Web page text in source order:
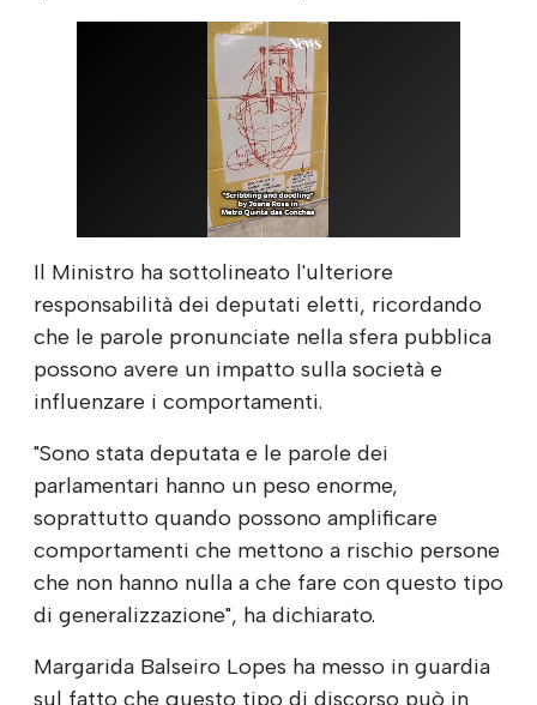
Il Ministro ha sottolineato l'ulteriore
responsabilità dei deputati eletti, ricordando
che le parole pronunciate nella sfera pubblica
possono avere un impatto sulla società e
influenzare i comportamenti.
"Sono stata deputata e le parole dei
parlamentari hanno un peso enorme,
soprattutto quando possono amplificare
comportamenti che mettono a rischio persone
che non hanno nulla a che fare con questo tipo
di generalizzazione", ha dichiarato.
Margarida Balseiro Lopes ha messo in guardia
sul fatto che questo tipo di discorso può in